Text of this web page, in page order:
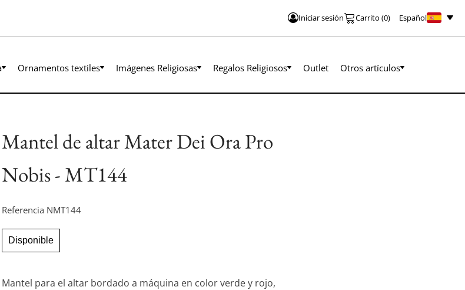
Iniciar sesión Carrito (0) Español
Ornamentos textiles Imágenes Religiosas Regalos Religiosos Outlet Otros artículos
Mantel de altar Mater Dei Ora Pro
Nobis - MT144
Referencia NMT144
Disponible
Mantel para el altar bordado a máquina en color verde y rojo,